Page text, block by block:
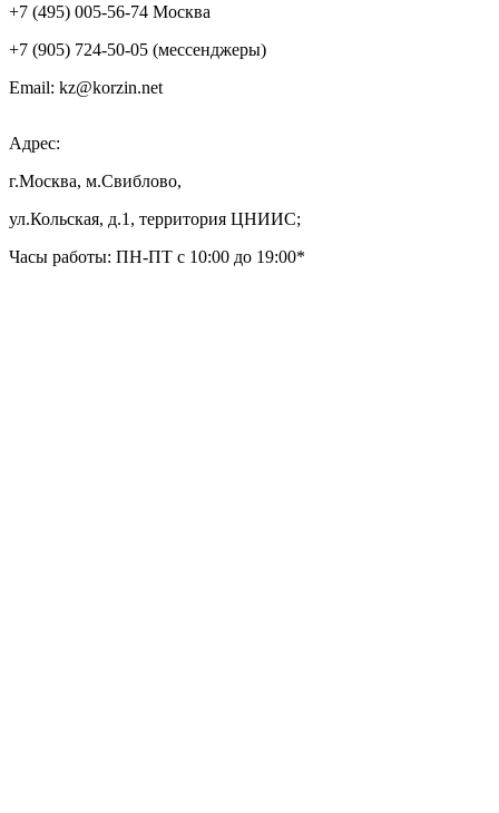
+7 (495) 005-56-74 Москва
+7 (905) 724-50-05 (мессенджеры)
Email: kz@korzin.net
Адрес:
г.Москва, м.Свиблово,
ул.Кольская, д.1, территория ЦНИИС;
Часы работы: ПН-ПТ с 10:00 до 19:00*